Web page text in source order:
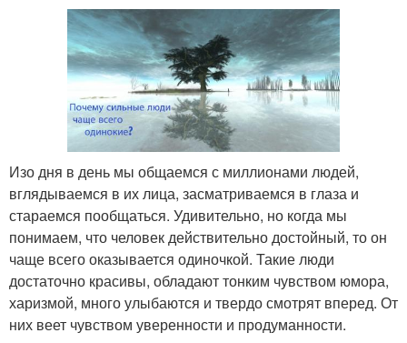
Изо дня в день мы общаемся с миллионами людей,
вглядываемся в их лица, засматриваемся в глаза и
стараемся пообщаться. Удивительно, но когда мы
понимаем, что человек действительно достойный, то он
чаще всего оказывается одиночкой. Такие люди
достаточно красивы, обладают тонким чувством юмора,
харизмой, много улыбаются и твердо смотрят вперед. От
них веет чувством уверенности и продуманности.